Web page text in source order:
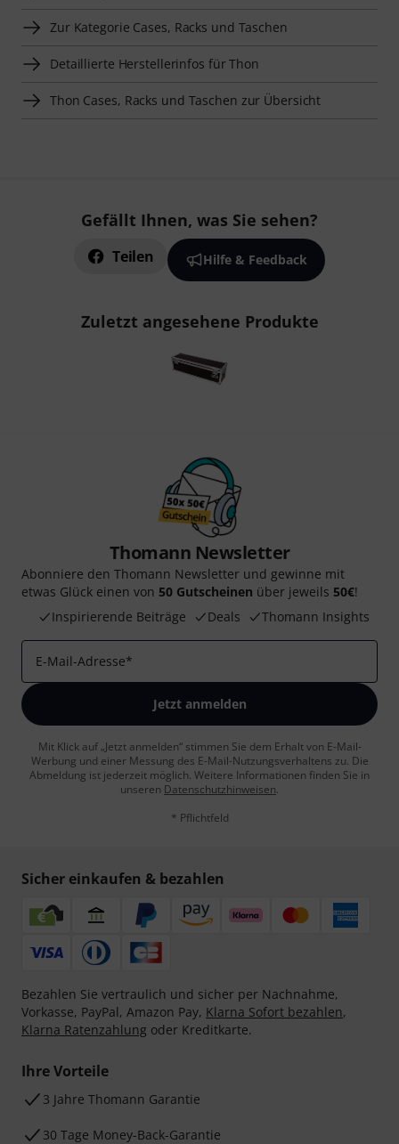
Zur Kategorie Cases, Racks und Taschen
Detaillierte Herstellerinfos für Thon
Thon Cases, Racks und Taschen zur Übersicht
Gefällt Ihnen, was Sie sehen?
Teilen Hilfe & Feedback
Zuletzt angesehene Produkte
Thomann Newsletter
Abonniere den Thomann Newsletter und gewinne mit
etwas Glück einen von 50 Gutscheinen über jeweils 50€!
Inspirierende Beiträge
Deals Thomann Insights
E-Mail-Adresse*
Jetzt anmelden
Mit Klick auf „Jetzt anmelden“ stimmen Sie dem Erhalt von E-Mail-
Werbung und einer Messung des E-Mail-Nutzungsverhaltens zu. Die
Abmeldung ist jederzeit möglich. Weitere Informationen finden Sie in
unseren Datenschutzhinweisen.
* Pflichtfeld
Sicher einkaufen & bezahlen
Bezahlen Sie vertraulich und sicher per Nachnahme,
Vorkasse, PayPal, Amazon Pay, Klarna Sofort bezahlen,
Klarna Ratenzahlung oder Kreditkarte.
Ihre Vorteile
3 Jahre Thomann Garantie
30 Tage Money-Back-Garantie